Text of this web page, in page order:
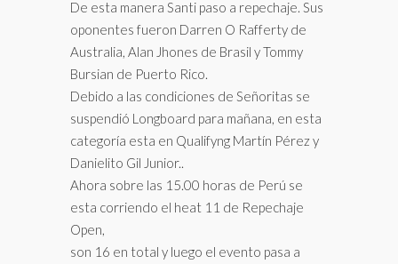
De esta manera Santi paso a repechaje. Sus
oponentes fueron Darren O Rafferty de
Australia, Alan Jhones de Brasil y Tommy
Bursian de Puerto Rico.
Debido a las condiciones de Señoritas se
suspendió Longboard para mañana, en esta
categoría esta en Qualifyng Martín Pérez y
Danielito Gil Junior..
Ahora sobre las 15.00 horas de Perú se
esta corriendo el heat 11 de Repechaje
Open,
son 16 en total y luego el evento pasa a